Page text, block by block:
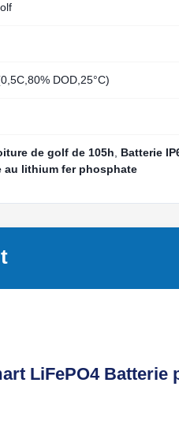
DOD,25°C)
de golf de 105h Batterie
au lithium fer phosphate
LiFePO4